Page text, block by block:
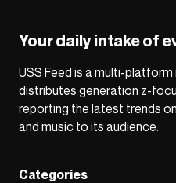
Your daily intake of
USS Feed is a multi-
distributes generation z-
reporting the latest trends
and music to its audience.
Categories